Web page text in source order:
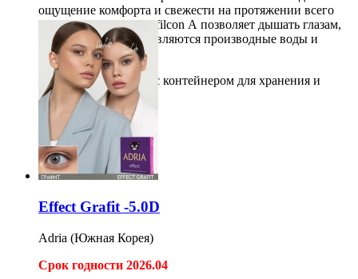
ощущение комфорта и свежести на протяжении всего
срока ношения. Hioxifilcon А позволяет дышать глазам,
так как его основой являются производные воды и
глицерина.
*Необходим раствор с контейнером для хранения и
очистки линз.
1 080
Купить
Effect Grafit -5.0D
Adria (Южная Корея)
Срок годности 2026.04